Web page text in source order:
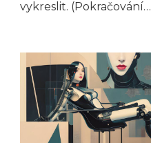
vykreslit. (Pokračování…